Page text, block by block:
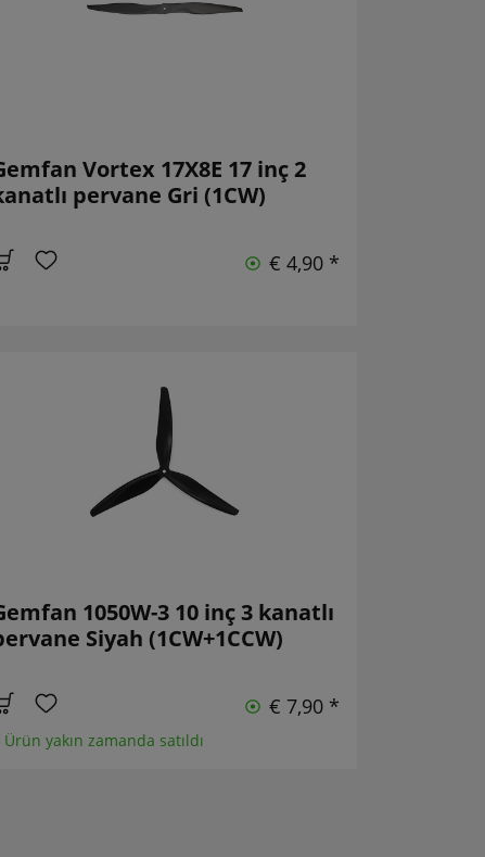
Vortex 17X8E 17 inç 2
pervane Gri (1CW)
€ 4,90 *
1050W-3 10 inç 3 kanatlı
Siyah (1CW+1CCW)
€ 7,90 *
Ürün yakın zamanda satıldı